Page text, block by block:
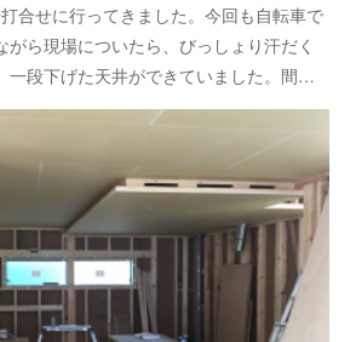
合せに行ってきました。今回も自転車で
がら現場についたら、びっしょり汗だく
一段下げた天井ができていました。間…